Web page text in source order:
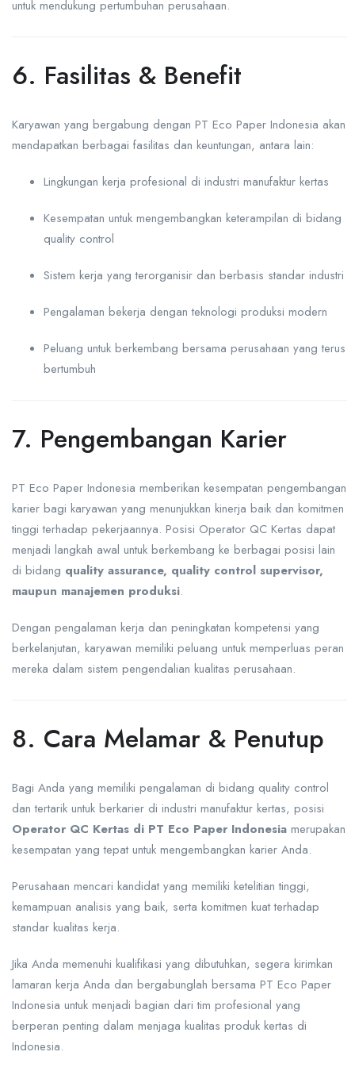
untuk mendukung pertumbuhan perusahaan.
6. Fasilitas & Benefit
Karyawan yang bergabung dengan PT Eco Paper Indonesia akan
mendapatkan berbagai fasilitas dan keuntungan, antara lain:
Lingkungan kerja profesional di industri manufaktur kertas
Kesempatan untuk mengembangkan keterampilan di bidang
quality control
Sistem kerja yang terorganisir dan berbasis standar industri
Pengalaman bekerja dengan teknologi produksi modern
Peluang untuk berkembang bersama perusahaan yang terus
bertumbuh
7. Pengembangan Karier
PT Eco Paper Indonesia memberikan kesempatan pengembangan
karier bagi karyawan yang menunjukkan kinerja baik dan komitmen
tinggi terhadap pekerjaannya. Posisi Operator QC Kertas dapat
menjadi langkah awal untuk berkembang ke berbagai posisi lain
di bidang quality assurance, quality control supervisor,
maupun manajemen produksi.
Dengan pengalaman kerja dan peningkatan kompetensi yang
berkelanjutan, karyawan memiliki peluang untuk memperluas peran
mereka dalam sistem pengendalian kualitas perusahaan.
8. Cara Melamar & Penutup
Bagi Anda yang memiliki pengalaman di bidang quality control
dan tertarik untuk berkarier di industri manufaktur kertas, posisi
Operator QC Kertas di PT Eco Paper Indonesia merupakan
kesempatan yang tepat untuk mengembangkan karier Anda.
Perusahaan mencari kandidat yang memiliki ketelitian tinggi,
kemampuan analisis yang baik, serta komitmen kuat terhadap
standar kualitas kerja.
Jika Anda memenuhi kualifikasi yang dibutuhkan, segera kirimkan
lamaran kerja Anda dan bergabunglah bersama PT Eco Paper
Indonesia untuk menjadi bagian dari tim profesional yang
berperan penting dalam menjaga kualitas produk kertas di
Indonesia.